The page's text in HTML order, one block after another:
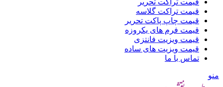
قیمت تراکت تحریر
قیمت تراکت گلاسه
قیمت چاپ پاکت تحریر
قیمت فرم های یکروزه
قیمت ویزیت فانتزی
قیمت ویزیت های ساده
تماس با ما
منو